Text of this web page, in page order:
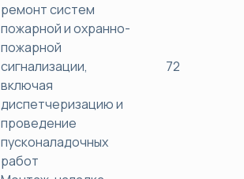
ремонт систем
пожарной и охранно-
пожарной
сигнализации,
включая
диспетчеризацию и
проведение
пусконаладочных
работ
72